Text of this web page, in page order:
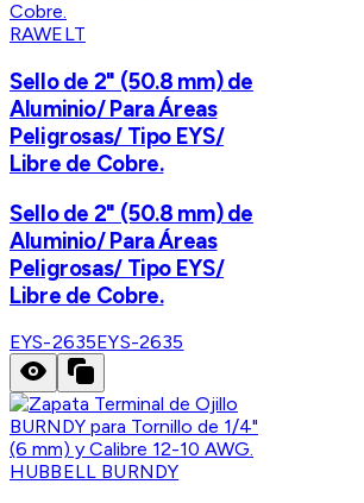
RAWELT
Sello de 2" (50.8 mm) de
Aluminio/ Para Áreas
Peligrosas/ Tipo EYS/
Libre de Cobre.
Sello de 2" (50.8 mm) de
Aluminio/ Para Áreas
Peligrosas/ Tipo EYS/
Libre de Cobre.
EYS-2635EYS-2635
HUBBELL BURNDY